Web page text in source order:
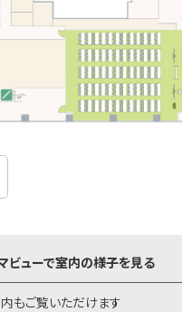
ビューで室内の様子を見る
もご覧いただけます